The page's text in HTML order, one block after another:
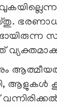
ആളുകൾ